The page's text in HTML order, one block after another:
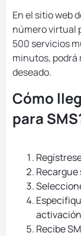
En el sitio web
número virtual
500 servicios
minutos, podrá
deseado.
Cómo
para
Recibe